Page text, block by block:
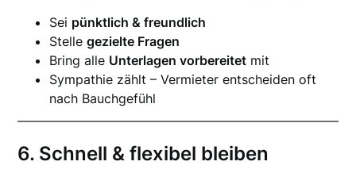
Sei pünktlich & freundlich
Stellegezielte Fragen
Bring alle Unterlagen vorbereitet mit
Sympathie zählt – Vermieter entscheiden oft
nach Bauchgefühl
6. Schnell & flexibel bleiben